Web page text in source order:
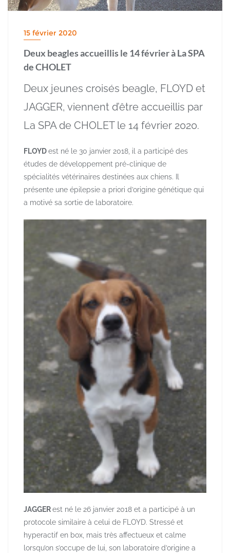
15 février 2020
Deux beagles accueillis le 14 février à La SPA
de CHOLET
Deux jeunes croisés beagle, FLOYD et
JAGGER, viennent d’être accueillis par
La SPA de CHOLET le 14 février 2020.
FLOYDest né le 30 janvier 2018, il a participé des
études de développement pré-clinique de
spécialités vétérinaires destinées aux chiens. Il
présente une épilepsie a priori d’origine génétique qui
a motivé sa sortie de laboratoire.
JAGGERest né le 26 janvier 2018 et a participé à un
protocole similaire à celui de FLOYD. Stressé et
hyperactif en box, mais très affectueux et calme
lorsqu’on s’occupe de lui, son laboratoire d’origine a